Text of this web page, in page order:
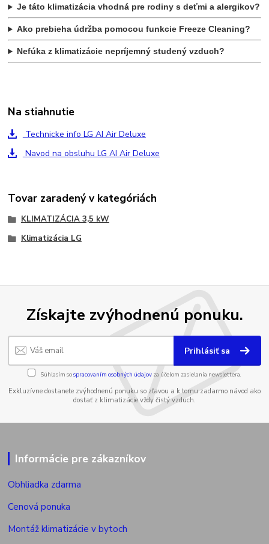
Je táto klimatizácia vhodná pre rodiny s deťmi a alergikov?
Ako prebieha údržba pomocou funkcie Freeze Cleaning?
Nefúka z klimatizácie nepríjemný studený vzduch?
Na stiahnutie
Technicke info LG AI Air Deluxe
Navod na obsluhu LG AI Air Deluxe
Tovar zaradený v kategóriách
KLIMATIZÁCIA 3,5 kW
Klimatizácia LG
Získajte zvýhodnenú ponuku.
Prihlásiť sa
Súhlasím sospracovaním osobných údajov za účelom zasielania newslettera.
Exkluzívne dostanete zvýhodnenú ponuku so zľavou a k tomu zadarmo návod ako
dostať z klimatizácie vždy čistý vzduch.
Informácie pre zákazníkov
Obhliadka zdarma
Cenová ponuka
Montáž klimatizácie v bytoch